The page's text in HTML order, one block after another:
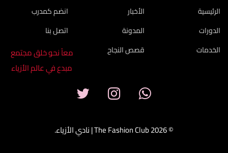
الرئيسية
الدورات
الخدمات
الأخبار
المدونة
قصص النجاح
انضم كمدرب
اتصل بنا
معاً نحو خلق مجتمع
مبدع في عالم الأزياء
© 2026 The Fashion Club | نادي الأزياء.